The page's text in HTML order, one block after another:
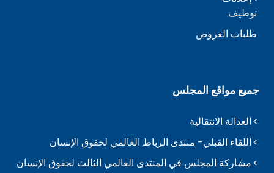
توظيف
طلبات العروض
جميع مواقع المجلس
العدالة الانتقالية
اللقاء القبلي- منتدى الرباط العالمي لحقوق الإنسان
مشاركة المجلس في المنتدى العالمي الثالث لحقوق الإنسان